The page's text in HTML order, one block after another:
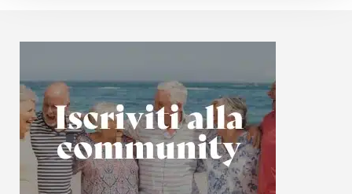
Utilizziamo i cookie per personalizzare contenuti ed
annunci, per fornire funzionalità dei social media e per
analizzare il nostro traffico. Condividiamo inoltre
informazioni sul modo in cui utilizzi il nostro sito con i
nostri partner che si occupano di analisi dei dati web,
pubblicità e social media, i quali potrebbero combinarle